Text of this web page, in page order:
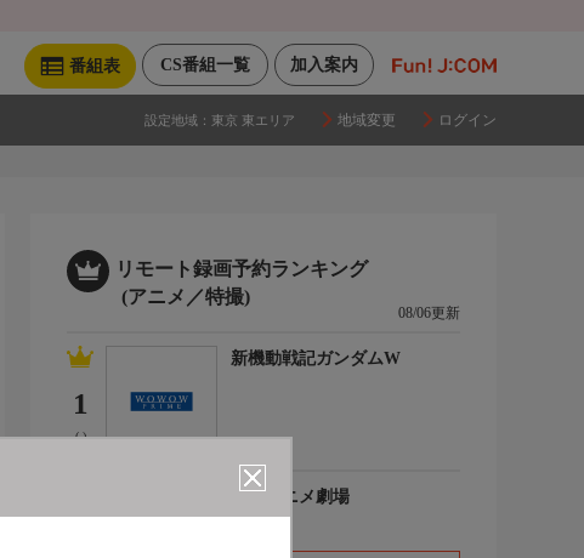
加入案内
CS番組一覧
番組表
設定地域： 東京 東エリア 地域変更 ログイン
リモート録画予約ランキング
(アニメ／特撮)
08/06更新
1
(-)
新機動戦記ガンダムW
日曜アニメ劇場